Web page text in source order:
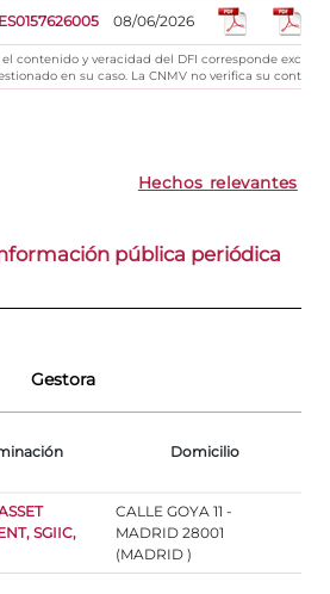
ES0157626005 08/06/2026
contenido y veracidad del DFI corresponde
en su caso. La CNMV no verifica su
Hechos relevantes
pública periódica
Gestora
Domicilio
SGIIC,
CALLE GOYA 11 -
MADRID 28001
(MADRID )